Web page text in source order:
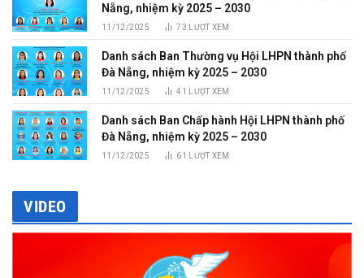
Nẵng, nhiệm kỳ 2025 – 2030
11/12/2025 73 LƯỢT XEM
Danh sách Ban Thường vụ Hội LHPN thành phố
Đà Nẵng, nhiệm kỳ 2025 – 2030
11/12/2025 41 LƯỢT XEM
Danh sách Ban Chấp hành Hội LHPN thành phố
Đà Nẵng, nhiệm kỳ 2025 – 2030
11/12/2025 61 LƯỢT XEM
VIDEO